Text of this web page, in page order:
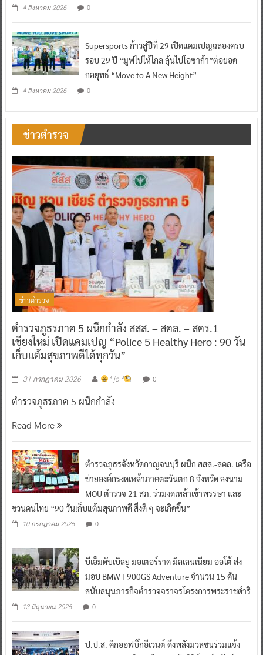
4 สิงหาคม 2026 0
Supersports ก้าวสู่ปีที่ 29 เปิดแคมเปญฉลองครบ
รอบ 29 ปี “มูฟไปให้ไกล ลุ้นไปโอซาก้า”ต่อยอด
กลยุทธ์ “Move to A New Height”
4 สิงหาคม 2026 0
ข่าวตำรวจ
ข่าวตำรวจ
ตำรวจภูธรภาค 5 ผนึกกำลัง สสส. – สคล. – สคร.1
เชียงใหม่ เปิดแคมเปญ “Police 5 Healthy Hero : 90 วัน
เก็บแต้มสุขภาพดีได้ทุกวัน”
31 กรกฎาคม 2026 ^ jo ^ 0
ตำรวจภูธรภาค 5 ผนึกกำลัง
Read More
ตำรวจภูธรจังหวัดกาญจนบุรี ผนึก สสส.-สคล. เครือ
ข่ายองค์กรงดเหล้าภาคตะวันตก 8 จังหวัด ลงนาม
MOU ตำรวจ 21 สภ. ร่วมงดเหล้าเข้าพรรษา และ
ชวนคนไทย “90 วันเก็บแต้มสุขภาพดี สิ่งดี ๆ จะเกิดขึ้น”
10 กรกฎาคม 2026 0
บีเอ็มดับเบิลยู มอเตอร์ราด มิลเลนเนียม ออโต้ ส่ง
มอบ BMW F900GS Adventure จำนวน 15 คัน
สนับสนุนภารกิจตำรวจจราจรโครงการพระราชดำริ
13 มิถุนายน 2026 0
ป.ป.ส. คิกออฟบิ๊กอีเวนต์ ดึงพลังมวลชนร่วมแจ้ง